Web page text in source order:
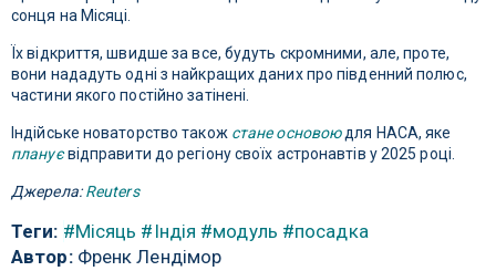
сонця на Місяці.
Їх відкриття, швидше за все, будуть скромними, але, проте,
вони нададуть одні з найкращих даних про південний полюс,
частини якого постійно затінені.
Індійське новаторство також стане основоюдля НАСА, яке
плануєвідправити до регіону своїх астронавтів у 2025 році.
Джерела:Reuters
Теги: #Місяць #Індія #модуль #посадка
Автор:Френк Лендімор